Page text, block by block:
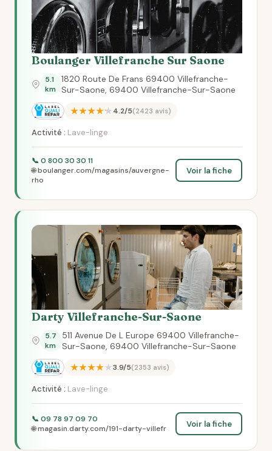
Boulanger Villefranche Sur Saone
5.1
km
1820 Route De Frans 69400 Villefranche-
Sur-Saone, 69400 Villefranche-Sur-Saone
★★★★★4.2/5(2423 avis)
Activité : Lave-linge
📞 0 800 30 30 11
🌐 boulanger.com/magasins/auvergne-
rho
Voir la fiche
Darty Villefranche-Sur-Saone
5.7
km
511 Avenue De L Europe 69400 Villefranche-
Sur-Saone, 69400 Villefranche-Sur-Saone
★★★★★3.9/5(2353 avis)
Activité : Lave-linge
📞 09 78 97 09 70
🌐 magasin.darty.com/191-darty-villefr
Voir la fiche